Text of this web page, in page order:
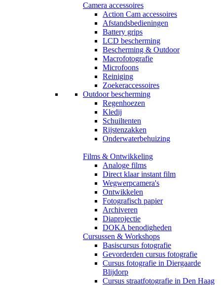
Camera accessoires
Action Cam accessoires
Afstandsbedieningen
Battery grips
LCD bescherming
Bescherming & Outdoor
Macrofotografie
Microfoons
Reiniging
Zoekeraccessoires
Outdoor bescherming
Regenhoezen
Kledij
Schuiltenten
Rijstenzakken
Onderwaterbehuizing
Films & Ontwikkeling
Analoge films
Direct klaar instant film
Wegwerpcamera's
Ontwikkelen
Fotografisch papier
Archiveren
Diaprojectie
DOKA benodigheden
Cursussen & Workshops
Basiscursus fotografie
Gevorderden cursus fotografie
Cursus fotografie in Diergaarde
Blijdorp
Cursus straatfotografie in Den Haag